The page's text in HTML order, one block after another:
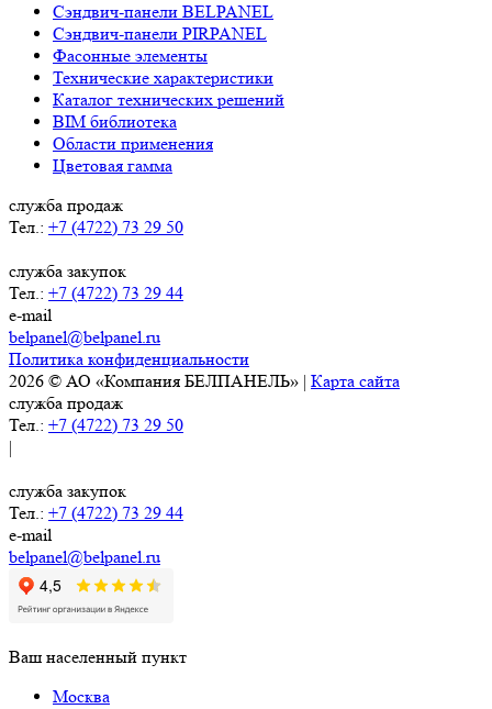
Сэндвич-панели BELPANEL
Сэндвич-панели PIRPANEL
Фасонные элементы
Технические характеристики
Каталог технических решений
BIM библиотека
Области применения
Цветовая гамма
служба продаж
Тел.: +7 (4722) 73 29 50
служба закупок
Тел.: +7 (4722) 73 29 44
e-mail
belpanel@belpanel.ru
Политика конфиденциальности
2026 © АО «Компания БЕЛПАНЕЛЬ» | Карта сайта
служба продаж
Тел.: +7 (4722) 73 29 50
|
служба закупок
Тел.: +7 (4722) 73 29 44
e-mail
belpanel@belpanel.ru
Ваш населенный пункт
Москва